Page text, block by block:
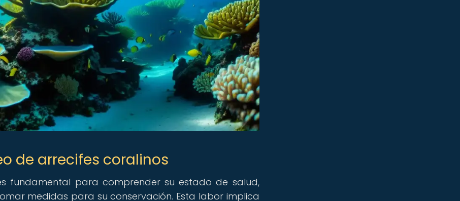
de arrecifes coralinos
fundamental para comprender su estado de salud,
medidas para su conservación. Esta labor implica